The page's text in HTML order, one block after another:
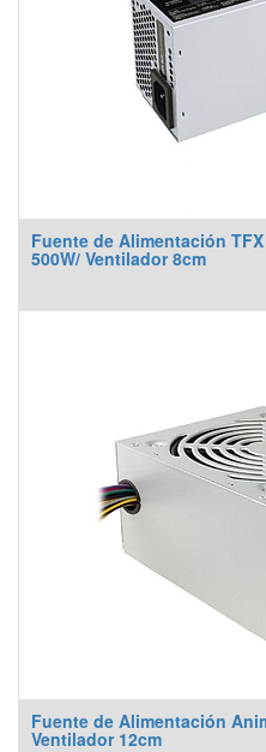
Fuente de Alimentación TFX
500W/ Ventilador 8cm
Fuente de Alimentación
Ventilador 12cm